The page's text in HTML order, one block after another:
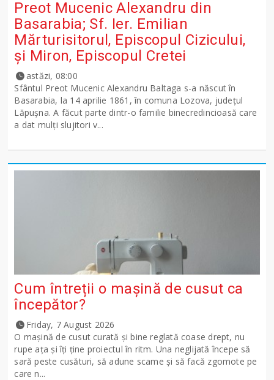
Preot Mucenic Alexandru din
Basarabia; Sf. Ier. Emilian
Mărturisitorul, Episcopul Cizicului,
şi Miron, Episcopul Cretei
astăzi, 08:00
Sfântul Preot Mucenic Alexandru Baltaga s-a născut în
Basarabia, la 14 aprilie 1861, în comuna Lozova, județul
Lăpușna. A făcut parte dintr-o familie binecredincioasă care
a dat mulți slujitori v...
Cum întreții o mașină de cusut ca
începător?
Friday, 7 August 2026
O mașină de cusut curată și bine reglată coase drept, nu
rupe ața și îți ține proiectul în ritm. Una neglijată începe să
sară peste cusături, să adune scame și să facă zgomote pe
care n...